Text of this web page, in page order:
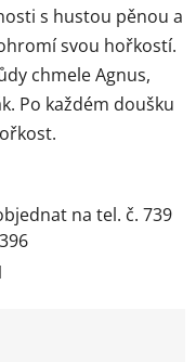
s hustou pěnou a
svou hořkostí.
chmele Agnus,
Po každém doušku
na tel. č. 739